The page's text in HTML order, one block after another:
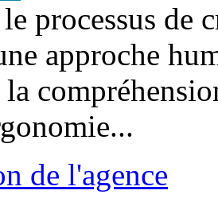
processus de
approche
la
de l'agence